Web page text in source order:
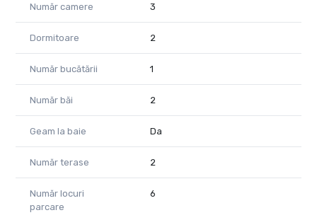
Pentru detalii și programări, nu ezita să mă contactezi
Daniela Ianc – Consultant Imobiliar Property Lab
telefon : 0722375289
CP2610208
Număr camere 3
Dormitoare 2
Număr bucătării 1
Număr băi 2
Geam la baie Da
Număr terase 2
Număr locuri
parcare
6